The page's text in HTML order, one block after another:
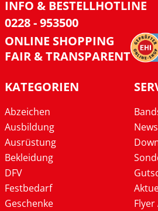
INFO & BESTELLHOTLINE
0228 - 953500
ONLINE SHOPPING
FAIR & TRANSPARENT
KATEGORIEN
Abzeichen
Ausbildung
Ausrüstung
Bekleidung
DFV
Festbedarf
Geschenke